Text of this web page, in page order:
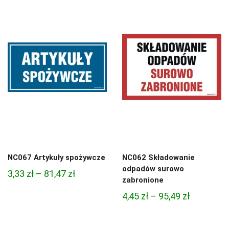
68,74 zł
68,74 zł
NC067 Artykuły spożywcze
3,33 zł – 81,47 złZakres
NC062 Składowanie
odpadów surowo
zabronione
4,45 zł – 95,49 złZakres